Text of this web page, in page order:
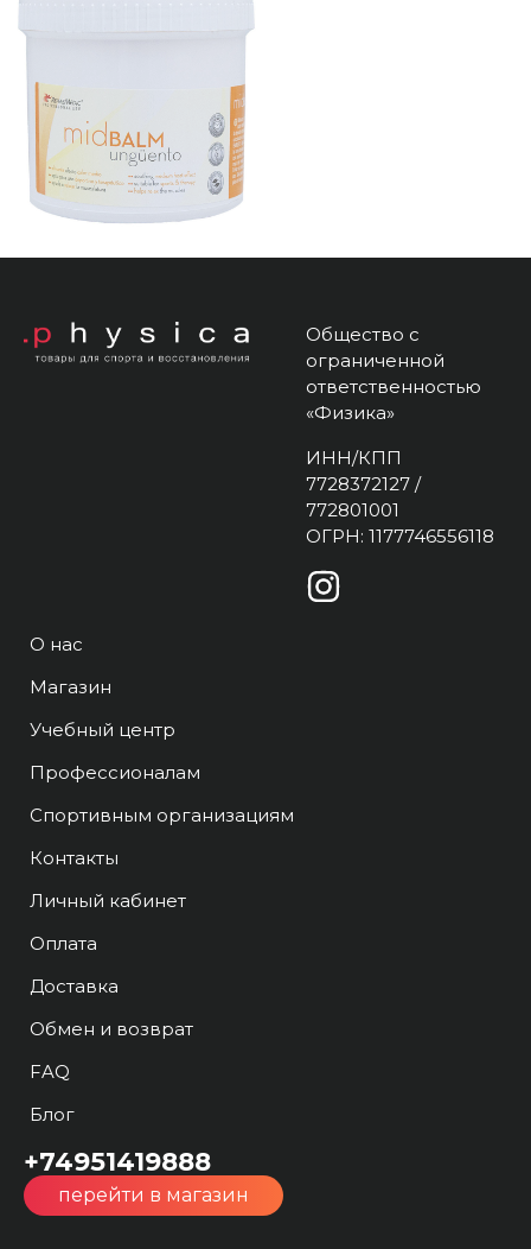
Общество с
ограниченной
ответственностью
«Физика»
ИНН/КПП
7728372127 /
772801001
ОГРН: 1177746556118
О нас
Магазин
Учебный центр
Профессионалам
Спортивным организациям
Контакты
Личный кабинет
Оплата
Доставка
Обмен и возврат
FAQ
Блог
+74951419888
перейти в магазин